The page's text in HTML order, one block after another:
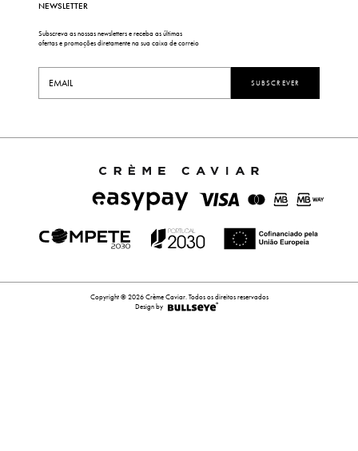
NEWSLETTER
Subscreva as nossas newsletters e receba as últimas
ofertas e promoções diretamente na sua caixa de correio
SUBSCREVER
Copyright © 2026 Crème Caviar. Todos os direitos reservados
Design by